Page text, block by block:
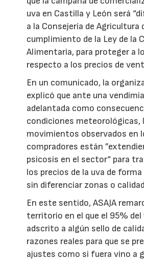
uva en Castilla y León será
a la Consejería de Agricultura
cumplimiento de la Ley de la
Alimentaria, para proteger a
respecto a los precios de
En un comunicado, la
explicó que ante una
adelantada como
condiciones meteorológicas,
movimientos observados en
compradores están
psicosis en el sector“ para
los precios de la uva de
sin diferenciar zonas o
En este sentido, ASAJA
territorio en el que el 95%
adscrito a algún sello de
razones reales para que se
ajustes como si fuera vino a